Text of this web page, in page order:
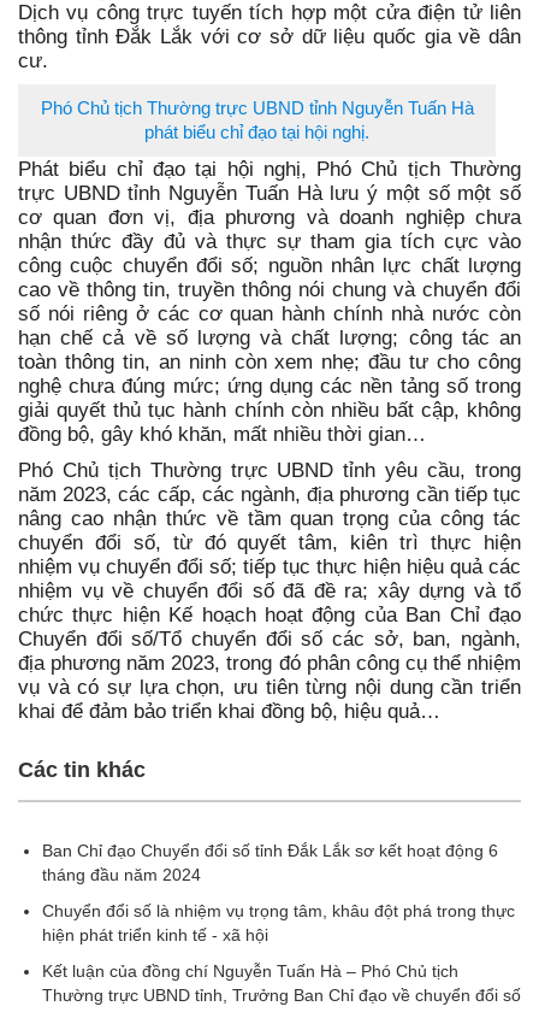
Dịch vụ công trực tuyến tích hợp một cửa điện tử liên
thông tỉnh Đắk Lắk với cơ sở dữ liệu quốc gia về dân
cư.
Phó Chủ tịch Thường trực UBND tỉnh Nguyễn Tuấn Hà
phát biểu chỉ đạo tại hội nghị.
Phát biểu chỉ đạo tại hội nghị, Phó Chủ tịch Thường
trực UBND tỉnh Nguyễn Tuấn Hà lưu ý một số một số
cơ quan đơn vị, địa phương và doanh nghiệp chưa
nhận thức đầy đủ và thực sự tham gia tích cực vào
công cuộc chuyển đổi số; nguồn nhân lực chất lượng
cao về thông tin, truyền thông nói chung và chuyển đổi
số nói riêng ở các cơ quan hành chính nhà nước còn
hạn chế cả về số lượng và chất lượng; công tác an
toàn thông tin, an ninh còn xem nhẹ; đầu tư cho công
nghệ chưa đúng mức; ứng dụng các nền tảng số trong
giải quyết thủ tục hành chính còn nhiều bất cập, không
đồng bộ, gây khó khăn, mất nhiều thời gian…
Phó Chủ tịch Thường trực UBND tỉnh yêu cầu, trong
năm 2023, các cấp, các ngành, địa phương cần tiếp tục
nâng cao nhận thức về tầm quan trọng của công tác
chuyển đổi số, từ đó quyết tâm, kiên trì thực hiện
nhiệm vụ chuyển đổi số; tiếp tục thực hiện hiệu quả các
nhiệm vụ về chuyển đổi số đã đề ra; xây dựng và tổ
chức thực hiện Kế hoạch hoạt động của Ban Chỉ đạo
Chuyển đổi số/Tổ chuyển đổi số các sở, ban, ngành,
địa phương năm 2023, trong đó phân công cụ thể nhiệm
vụ và có sự lựa chọn, ưu tiên từng nội dung cần triển
khai để đảm bảo triển khai đồng bộ, hiệu quả…
Các tin khác
Ban Chỉ đạo Chuyển đổi số tỉnh Đắk Lắk sơ kết hoạt động 6
tháng đầu năm 2024
Chuyển đổi số là nhiệm vụ trọng tâm, khâu đột phá trong thực
hiện phát triển kinh tế - xã hội
Kết luận của đồng chí Nguyễn Tuấn Hà – Phó Chủ tịch
Thường trực UBND tỉnh, Trưởng Ban Chỉ đạo về chuyển đổi số